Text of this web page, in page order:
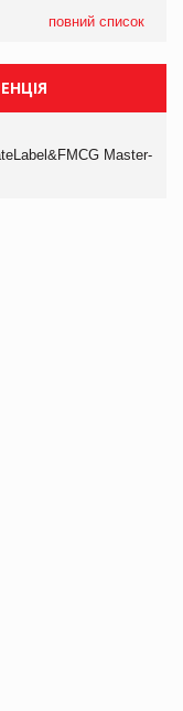
повний список
Master-